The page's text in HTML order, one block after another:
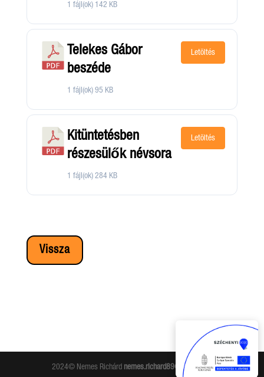
1 fájl(ok) 142 KB
Telekes Gábor
beszéde
1 fájl(ok) 95 KB
Letöltés
Kitüntetésben
részesülők névsora
1 fájl(ok) 284 KB
Letöltés
Vissza
2024© Nemes Richárd nemes.richard89@gmail.com